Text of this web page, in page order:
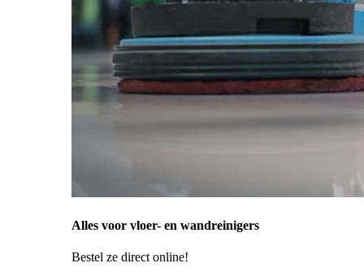
Alles voor vloer- en wandreinigers
Bestel ze direct online!